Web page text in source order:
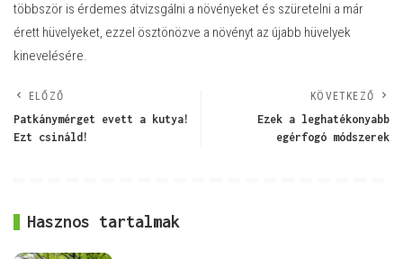
többször is érdemes átvizsgálni a növényeket és szüretelni a már
érett hüvelyeket, ezzel ösztönözve a növényt az újabb hüvelyek
kinevelésére.
ELŐZŐ
Patkánymérget evett a kutya!
Ezt csináld!
KÖVETKEZŐ
Ezek a leghatékonyabb
egérfogó módszerek
Hasznos tartalmak